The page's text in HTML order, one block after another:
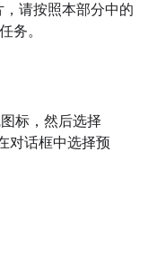
请按照本部分中的
务。
标，然后选择
对话框中选择预